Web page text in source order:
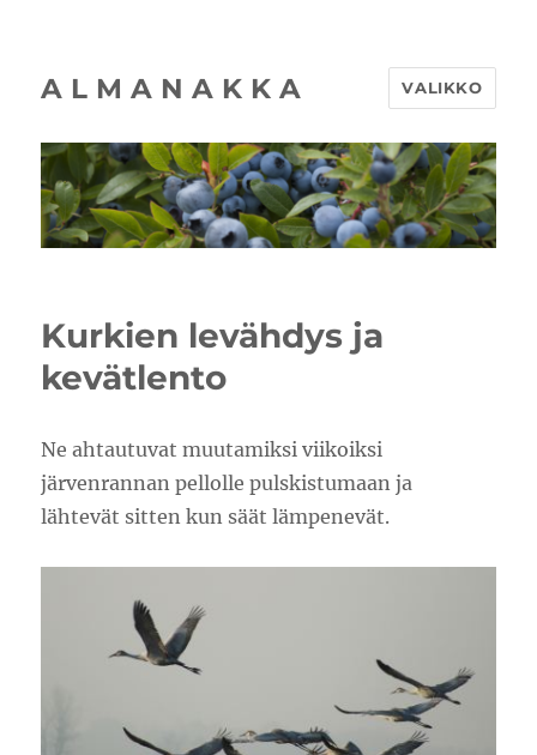
A L M A N A K K A VALIKKO
Kurkien levähdys ja
kevätlento
Ne ahtautuvat muutamiksi viikoiksi
järvenrannan pellolle pulskistumaan ja
lähtevät sitten kun säät lämpenevät.